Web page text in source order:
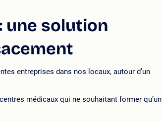
une solution
entreprises dans nos locaux, autour d’un
médicaux qui ne souhaitant former qu’un